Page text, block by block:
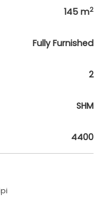
145 m2
Fully Furnished
2
SHM
4400